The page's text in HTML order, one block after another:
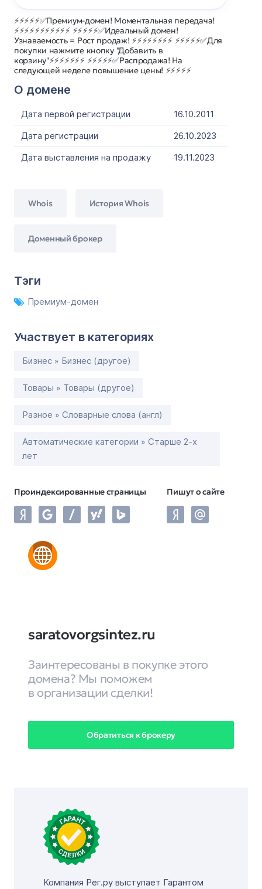
⚡⚡⚡⚡⚡✅Премиум-домен! Моментальная передача!
⚡⚡⚡⚡⚡⚡⚡⚡⚡⚡⚡ ⚡⚡⚡⚡⚡✅Идеальный домен!
Узнаваемость = Рост продаж! ⚡⚡⚡⚡⚡⚡⚡⚡ ⚡⚡⚡⚡⚡✅Для
покупки нажмите кнопку "Добавить в
корзину"⚡⚡⚡⚡⚡⚡⚡ ⚡⚡⚡⚡⚡✅Распродажа! На
следующей неделе повышение цены! ⚡⚡⚡⚡⚡
О домене
Дата первой регистрации
16.10.2011
Дата регистрации
26.10.2023
Дата выставления на продажу
19.11.2023
Whois История Whois
Доменный брокер
Тэги
Премиум-домен
Участвует в категориях
Бизнес » Бизнес (другое)
Товары » Товары (другое)
Разное » Словарные слова (англ)
Автоматические категории » Старше 2-х
лет
Проиндексированные страницы Пишут о сайте
saratovorgsintez.ru
Заинтересованы в покупке этого
домена? Мы поможем
в организации сделки!
Обратиться к брокеру
Компания Рег.ру выступает Гарантом